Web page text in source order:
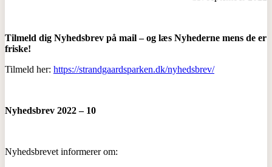
Tilmeld dig Nyhedsbrev på mail – og læs Nyhederne mens de er
friske!
Tilmeld her: https://strandgaardsparken.dk/nyhedsbrev/
Nyhedsbrev 2022 – 10
Nyhedsbrevet informerer om: